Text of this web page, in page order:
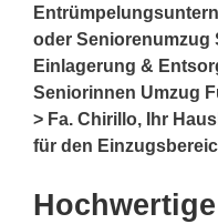
oder Seniorenumzug
Einlagerung &
Seniorinnen Umzug
> Fa. Chirillo, Ihr
für den
Hochwertige